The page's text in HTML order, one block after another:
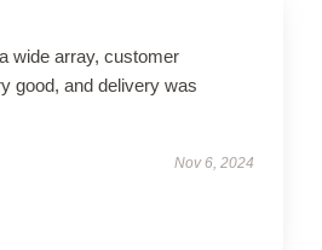
wide array, customer
good, and delivery was
Nov 6, 2024